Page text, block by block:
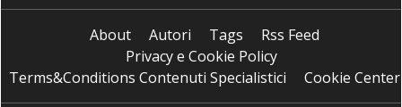
About Autori Tags
Rss Feed
Privacy e Cookie Policy
Terms&Conditions Contenuti Specialistici
Cookie Center